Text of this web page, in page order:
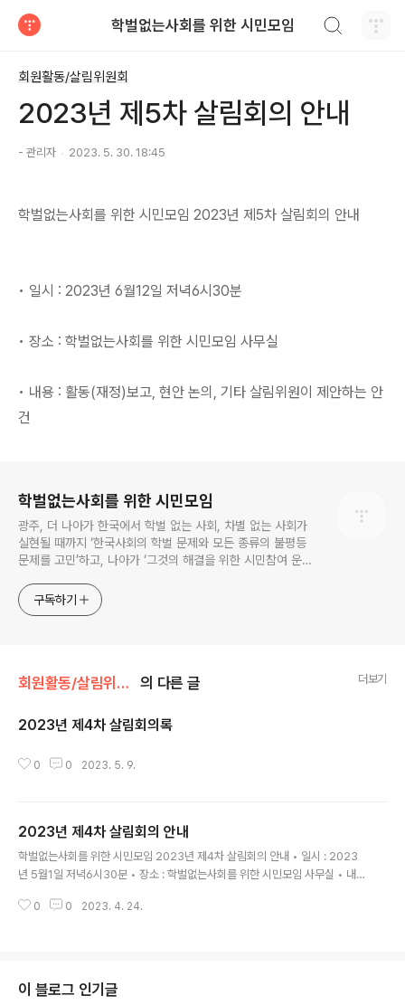
학벌없는사회를 위한 시민모임
회원활동/살림위원회
2023년 제5차 살림회의 안내
- 관리자 2023. 5. 30. 18:45
학벌없는사회를 위한 시민모임 2023년 제5차 살림회의 안내
• 일시 : 2023년 6월12일 저녁6시30분
• 장소 : 학벌없는사회를 위한 시민모임 사무실
• 내용 : 활동(재정)보고, 현안 논의, 기타 살림위원이 제안하는 안
건
학벌없는사회를 위한 시민모임
광주, 더 나아가 한국에서 학벌 없는 사회, 차별 없는 사회가
실현될 때까지 ‘한국사회의 학벌 문제와 모든 종류의 불평등
문제를 고민’하고, 나아가 ‘그것의 해결을 위한 시민참여 운
구독하기
회원활동/살림위원회 의 다른 글 더보기
2023년 제4차 살림회의록
0 0 2023. 5. 9.
2023년 제4차 살림회의 안내
학벌없는사회를 위한 시민모임 2023년 제4차 살림회의 안내 • 일시 : 2023
년 5월1일 저녁6시30분 • 장소 : 학벌없는사회를 위한 시민모임 사무실 • 내
0 0 2023. 4. 24.
이 블로그 인기글